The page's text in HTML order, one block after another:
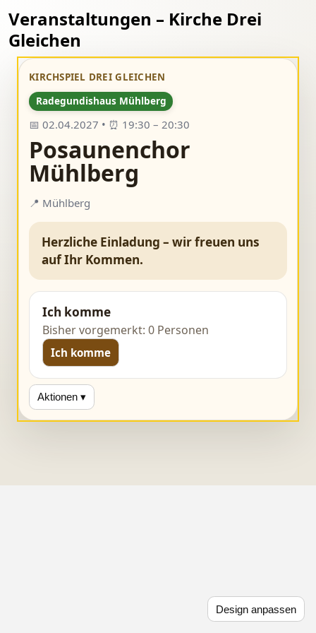
Design anpassen
Veranstaltungen – Kirche Drei
Gleichen
KIRCHSPIEL DREI GLEICHEN
Radegundishaus Mühlberg
📅 02.04.2027 • ⏰ 19:30 – 20:30
Posaunenchor
Mühlberg
📍 Mühlberg
Herzliche Einladung – wir freuen uns
auf Ihr Kommen.
Ich komme
Bisher vorgemerkt: 0 Personen
Ich komme
Aktionen ▾